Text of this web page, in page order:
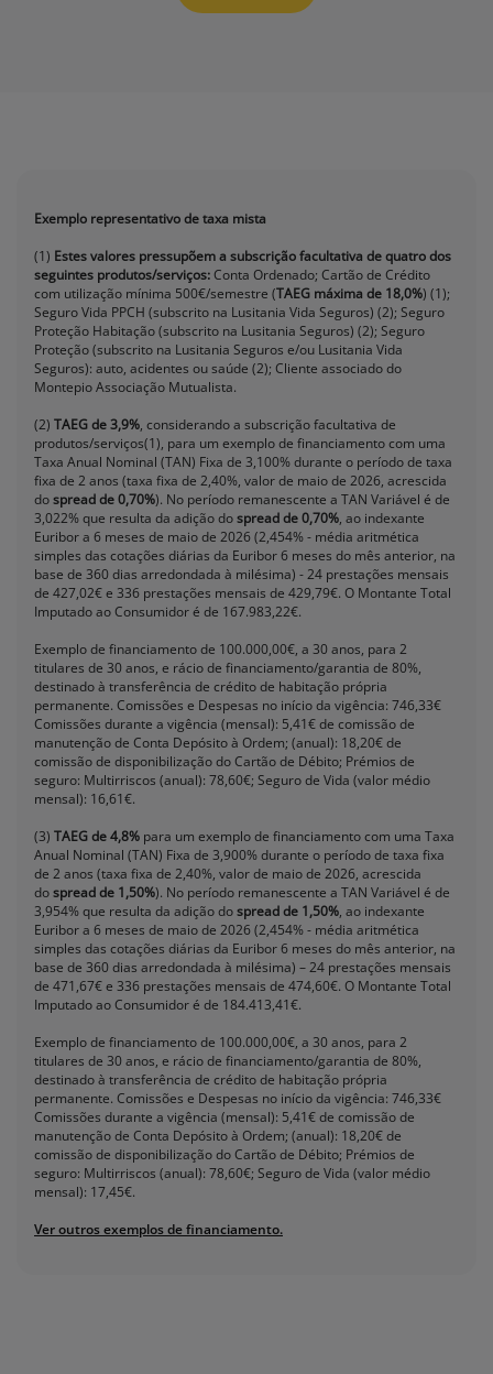
Exemplo representativo de taxa mista
(1) Estes valores pressupõem a subscrição facultativa de quatro dos
seguintes produtos/serviços:Conta Ordenado; Cartão de Crédito
com utilização mínima 500€/semestre (TAEG máxima de 18,0%) (1);
Seguro Vida PPCH (subscrito na Lusitania Vida Seguros) (2); Seguro
Proteção Habitação (subscrito na Lusitania Seguros) (2); Seguro
Proteção (subscrito na Lusitania Seguros e/ou Lusitania Vida
Seguros): auto, acidentes ou saúde (2); Cliente associado do
Montepio Associação Mutualista.
(2) TAEG de 3,9%, considerando a subscrição facultativa de
produtos/serviços(1), para um exemplo de financiamento com uma
Taxa Anual Nominal (TAN) Fixa de 3,100% durante o período de taxa
fixa de 2 anos (taxa fixa de 2,40%, valor de maio de 2026, acrescida
dospread de 0,70%). No período remanescente a TAN Variável é de
3,022% que resulta da adição dospread de 0,70%, ao indexante
Euribor a 6 meses de maio de 2026 (2,454% - média aritmética
simples das cotações diárias da Euribor 6 meses do mês anterior, na
base de 360 dias arredondada à milésima) - 24 prestações mensais
de 427,02€ e 336 prestações mensais de 429,79€. O Montante Total
Imputado ao Consumidor é de 167.983,22€.
Exemplo de financiamento de 100.000,00€, a 30 anos, para 2
titulares de 30 anos, e rácio de financiamento/garantia de 80%,
destinado à transferência de crédito de habitação própria
permanente. Comissões e Despesas no início da vigência: 746,33€
Comissões durante a vigência (mensal): 5,41€ de comissão de
manutenção de Conta Depósito à Ordem; (anual): 18,20€ de
comissão de disponibilização do Cartão de Débito; Prémios de
seguro: Multirriscos (anual): 78,60€; Seguro de Vida (valor médio
mensal): 16,61€.
(3) TAEG de 4,8% para um exemplo de financiamento com uma Taxa
Anual Nominal (TAN) Fixa de 3,900% durante o período de taxa fixa
de 2 anos (taxa fixa de 2,40%, valor de maio de 2026, acrescida
dospread de 1,50%). No período remanescente a TAN Variável é de
3,954% que resulta da adição dospread de 1,50%, ao indexante
Euribor a 6 meses de maio de 2026 (2,454% - média aritmética
simples das cotações diárias da Euribor 6 meses do mês anterior, na
base de 360 dias arredondada à milésima) – 24 prestações mensais
de 471,67€ e 336 prestações mensais de 474,60€. O Montante Total
Imputado ao Consumidor é de 184.413,41€.
Exemplo de financiamento de 100.000,00€, a 30 anos, para 2
titulares de 30 anos, e rácio de financiamento/garantia de 80%,
destinado à transferência de crédito de habitação própria
permanente. Comissões e Despesas no início da vigência: 746,33€
Comissões durante a vigência (mensal): 5,41€ de comissão de
manutenção de Conta Depósito à Ordem; (anual): 18,20€ de
comissão de disponibilização do Cartão de Débito; Prémios de
seguro: Multirriscos (anual): 78,60€; Seguro de Vida (valor médio
mensal): 17,45€.
Ver outros exemplos de financiamento.